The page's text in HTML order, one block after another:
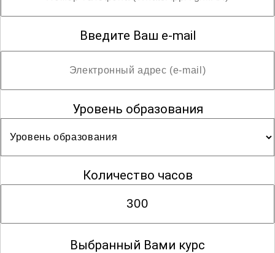
Введите Ваш e-mail
Уровень образования
Количество часов
Выбранный Вами курс